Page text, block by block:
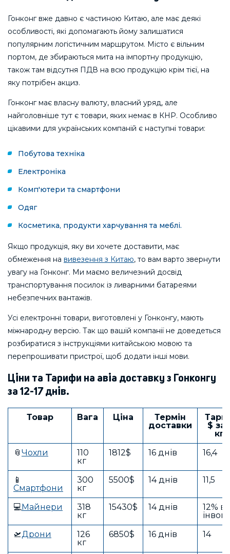
Гонконг вже давно є частиною Китаю, але має деякі
особливості, які допомагають йому залишатися
популярним логістичним маршрутом. Місто є вільним
портом, де збираються мита на імпортну продукцію,
також там відсутня ПДВ на всю продукцію крім тієї, на
яку потрібен акциз.
Гонконг має власну валюту, власний уряд, але
найголовніше тут є товари, яких немає в КНР. Особливо
цікавими для українських компаній є наступні товари:
Побутова техніка
Електроніка
Комп'ютери та смартфони
Одяг
Косметика, продукти харчування та меблі.
Якщо продукція, яку ви хочете доставити, має
обмеження на вивезення з Китаю, то вам варто звернути
увагу на Гонконг. Ми маємо величезний досвід
транспортування посилок із ливарними батареями
небезпечних вантажів.
Усі електронні товари, виготовлені у Гонконгу, мають
міжнародну версію. Так що вашій компанії не доведеться
розбиратися з інструкціями китайською мовою та
перепрошивати пристрої, щоб додати інші мови.
Ціни та Тарифи на авіа доставку з Гонконгу
за 12-17 днів.
Товар Вага Ціна
Термін
доставки
$ за
кг
📎 Чохли
110
кг
1812$ 16 днів 16,4
📱
Смартфони
300
кг
5500$ 14 днів 11,5
💻Майнери
318
кг
15430$ 14 днів
12%
🛫Дрони
126
кг
6850$ 16 днів 14